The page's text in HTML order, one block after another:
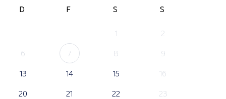
D F S S
1
2
6 7 8
9
13 14 15
16
20 21 22
23